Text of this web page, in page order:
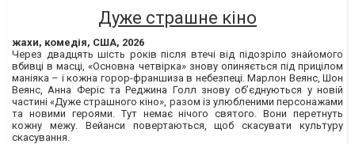
Дуже страшне кіно
жахи, комедія, США, 2026
Через двадцять шість років після втечі від підозріло знайомого
вбивці в масці, «Основна четвірка» знову опиняється під прицілом
маніяка – і кожна горор-франшиза в небезпеці. Марлон Веянс, Шон
Веянс, Анна Феріс та Реджина Голл знову об’єднуються у новій
частині «Дуже страшного кіно», разом із улюбленими персонажами
та новими героями. Тут немає нічого святого. Вони перетнуть
кожну межу. Вейанси повертаються, щоб скасувати культуру
скасування.